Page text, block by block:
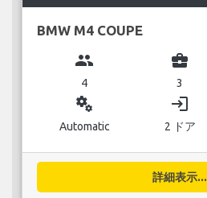
BMW M4 COUPE
group
4
business_center
3
miscellaneous_services
Automatic
login
2 ドア
詳細表示...